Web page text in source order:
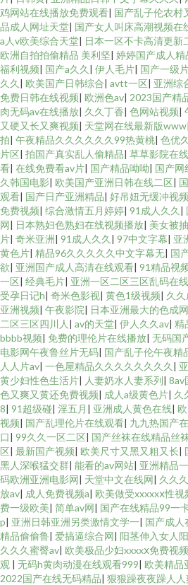
鸡网站在线播放免费观看| 国产乱子伦农村
品成人网址天堂| 国产女人叫床高潮视频在
a人v欧美综合天堂| 日本一区不卡高清更新
欧洲自拍拍偷精品 美利坚| 婷婷国产成人精
福利视频| 国产a久久 | 伊人毛片| 国产一级
久久 | 欧美国产日韩综合| avtt一区| 亚洲综
免费日韩在线视频| 欧洲色av| 2023国产精
肉无码av在线播放| 久久丁香| 色网站视频|
又硬又长又爽视频| 天堂网在线最新版www|
拍| 午夜精品久久久久久久99热黄桃| 色优
片区| 拍国产真实乱人偷精品| 草草影院在线
看| 在线免费看av片| 国产精品呦呦| 国产网
久韩国电影| 欧美国产亚洲日韩在线二区|
观看| 国产日产亚洲精品| 好吊妞无缓冲视
免费视频| 综合激情五月婷婷| 91成人久久 |
网| 日本熟妇色熟妇在线视频播放| 美女被
片| 奇米亚洲| 91成人久久 | 97中文字幕| 亚
黄色片| 精品96久久久久久中文字幕无| 国
欲| 亚洲国产成人高清在线观看| 91精品视
一区| 经典毛片| 亚洲一区二区三区乱码在
受孕日记h| 奇米色影视| 黄色1级视频| 久
亚洲视频| 午夜影院| 日本亚洲最大的色成
二区三区四川人 | av的天堂| 伊人久久av| 精
bbbb视频| 免费的理伦片在线播放| 无码国
电影网午夜鲁丝片无码| 国产乱子伦午夜精
人人片av| 一色屋精品久久久久久久久久 |
黄少妇性色生活片| 人妻奶水人妻系列| 8av
色又爽又黄还免费视频| 成人a级黄色片| 久
8| 91超级碰| 淫五月 | 亚洲成人黄色在线|
视频| 国产乱理伦片在线观看| 九九热国产
口| 99久久一区二区| 国产丝袜在线精品丝
区| 最新国产视频| 欧美尺寸又黑又粗又长|
黑人深喉猛交群| 能看的av网站| 亚洲精品
码欧洲亚洲电影网| 天堂中文在线网| 久久
放av| 成人免费视频a| 欧美做受xxxxxⅹ性视
费一级欧美| 简单av网| 国产在线精品99一
p| 亚洲日韩亚洲另类激情文学一| 国产成人
精品偷偷鲁| 爱搞逼综合网| 阳茎伸入女人
久久久蜜臀av| 欧美极品少妇xxxxⅹ免费视频
观 | 无码h黄肉动漫在线观看999| 欧美精品
2022国产在线无码精品| 狠狠躁夜夜躁人